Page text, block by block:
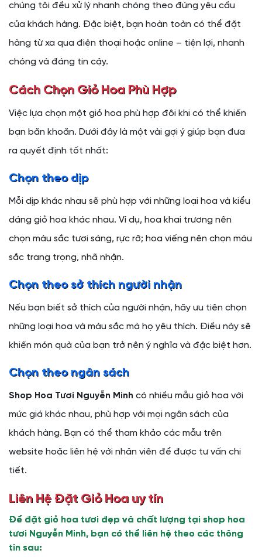
chúng tôi đều xử lý nhanh chóng theo đúng yêu cầu
của khách hàng. Đặc biệt, bạn hoàn toàn có thể đặt
hàng từ xa qua điện thoại hoặc online – tiện lợi, nhanh
chóng và đáng tin cậy.
Cách Chọn Giỏ Hoa Phù Hợp
Việc lựa chọn một giỏ hoa phù hợp đôi khi có thể khiến
bạn băn khoăn. Dưới đây là một vài gợi ý giúp bạn đưa
ra quyết định tốt nhất:
Chọn theo dịp
Mỗi dịp khác nhau sẽ phù hợp với những loại hoa và kiểu
dáng giỏ hoa khác nhau. Ví dụ, hoa khai trương nên
chọn màu sắc tươi sáng, rực rỡ; hoa viếng nên chọn màu
sắc trang trọng, nhã nhặn.
Chọn theo sở thích người nhận
Nếu bạn biết sở thích của người nhận, hãy ưu tiên chọn
những loại hoa và màu sắc mà họ yêu thích. Điều này sẽ
khiến món quà của bạn trở nên ý nghĩa và đặc biệt hơn.
Chọn theo ngân sách
Shop Hoa Tươi Nguyễn Minh có nhiều mẫu giỏ hoa với
mức giá khác nhau, phù hợp với mọi ngân sách của
khách hàng. Bạn có thể tham khảo các mẫu trên
website hoặc liên hệ với nhân viên để được tư vấn chi
tiết.
Liên Hệ Đặt Giỏ Hoa uy tín
Để đặt giỏ hoa tươi đẹp và chất lượng tại shop hoa
tươi Nguyễn Minh, bạn có thể liên hệ theo các thông
tin sau: